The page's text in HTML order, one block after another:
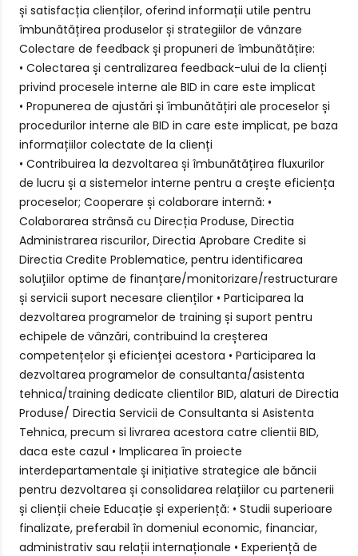
și satisfacția clienților, oferind informații utile pentru
îmbunătățirea produselor și strategiilor de vânzare
Colectare de feedback și propuneri de îmbunătățire:
• Colectarea și centralizarea feedback-ului de la clienți
privind procesele interne ale BID in care este implicat
• Propunerea de ajustări și îmbunătățiri ale proceselor și
procedurilor interne ale BID in care este implicat, pe baza
informațiilor colectate de la clienți
• Contribuirea la dezvoltarea și îmbunătățirea fluxurilor
de lucru și a sistemelor interne pentru a crește eficiența
proceselor; Cooperare și colaborare internă: •
Colaborarea strânsă cu Direcția Produse, Directia
Administrarea riscurilor, Directia Aprobare Credite si
Directia Credite Problematice, pentru identificarea
soluțiilor optime de finanțare/monitorizare/restructurare
și servicii suport necesare clienților • Participarea la
dezvoltarea programelor de training și suport pentru
echipele de vânzări, contribuind la creșterea
competențelor și eficienței acestora • Participarea la
dezvoltarea programelor de consultanta/asistenta
tehnica/training dedicate clientilor BID, alaturi de Directia
Produse/ Directia Servicii de Consultanta si Asistenta
Tehnica, precum si livrarea acestora catre clientii BID,
daca este cazul • Implicarea în proiecte
interdepartamentale și inițiative strategice ale băncii
pentru dezvoltarea și consolidarea relațiilor cu partenerii
și clienții cheie Educație și experiență: • Studii superioare
finalizate, preferabil în domeniul economic, financiar,
administrativ sau relații internaționale • Experiență de